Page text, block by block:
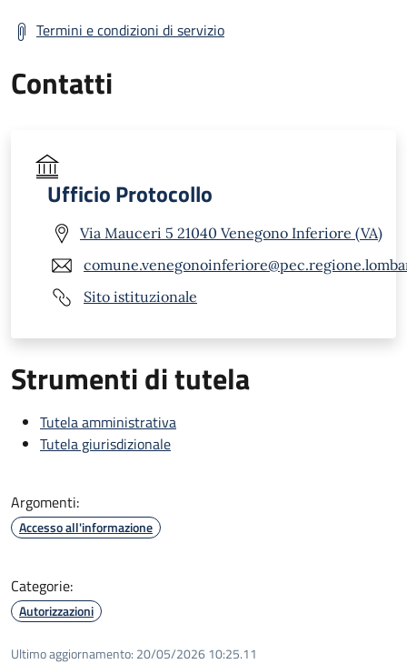
Termini e condizioni di servizio
Contatti
Ufficio Protocollo
Via Mauceri 5 21040 Venegono Inferiore (VA)
Sito istituzionale
Strumenti di tutela
Tutela amministrativa
Tutela giurisdizionale
Argomenti:
Accesso all'informazione
Categorie:
Autorizzazioni
Ultimo aggiornamento: 20/05/2026 10:25.11